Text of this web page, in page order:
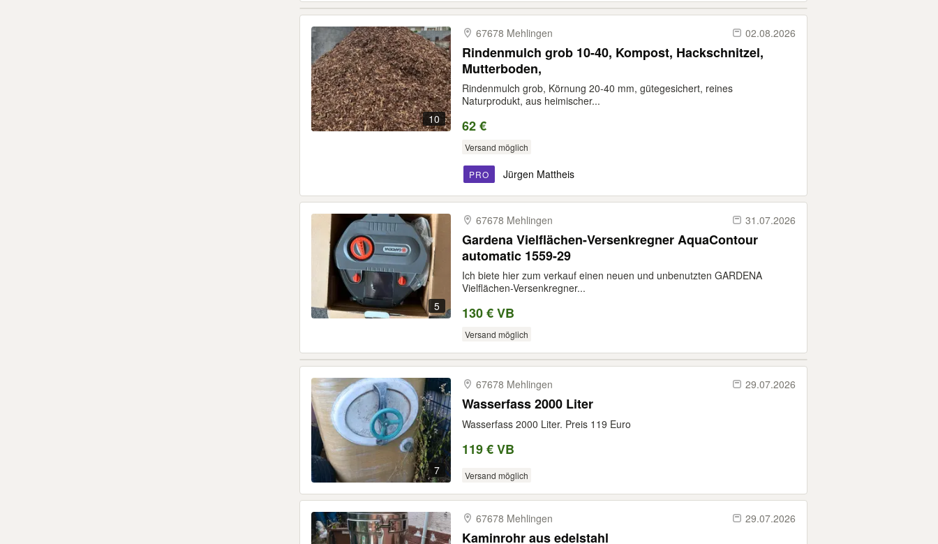
10
67678 Mehlingen 02.08.2026
Rindenmulch grob 10-40, Kompost, Hackschnitzel,
Mutterboden,
Rindenmulch grob, Körnung 20-40 mm, gütegesichert, reines
Naturprodukt, aus heimischer...
62 €
Versand möglich
PRO Jürgen Mattheis
5
67678 Mehlingen 31.07.2026
Gardena Vielflächen-Versenkregner AquaContour
automatic 1559-29
Ich biete hier zum verkauf einen neuen und unbenutzten GARDENA
Vielflächen-Versenkregner...
130 € VB
Versand möglich
7
67678 Mehlingen 29.07.2026
Wasserfass 2000 Liter
Wasserfass 2000 Liter. Preis 119 Euro
119 € VB
Versand möglich
67678 Mehlingen 29.07.2026
Kaminrohr aus edelstahl